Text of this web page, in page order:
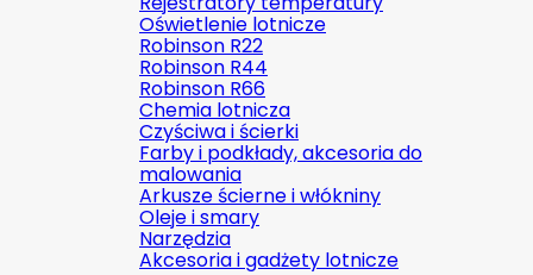
Oświetlenie lotnicze
Robinson R22
Robinson R44
Robinson R66
Chemia lotnicza
Czyściwa i ścierki
Farby i podkłady, akcesoria do
malowania
Arkusze ścierne i włókniny
Oleje i smary
Narzędzia
Akcesoria i gadżety lotnicze